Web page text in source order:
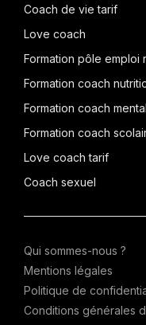
Coach de vie tarif
Love coach
Formation pôle emploi
Formation coach
Formation coach mental
Formation coach
Love coach tarif
Coach sexuel
Qui sommes-nous ?
Mentions légales
Politique de
Conditions générales